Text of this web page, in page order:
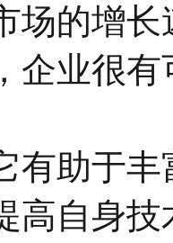
的增长
企业很
助于丰
高自身